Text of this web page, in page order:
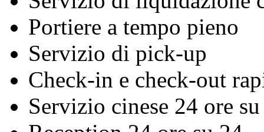
Portiere a tempo pieno
Servizio di pick-up
Check-in e check-out
Servizio cinese 24 ore